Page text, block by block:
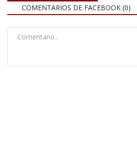
COMENTARIOS DE FACEBOOK (0)